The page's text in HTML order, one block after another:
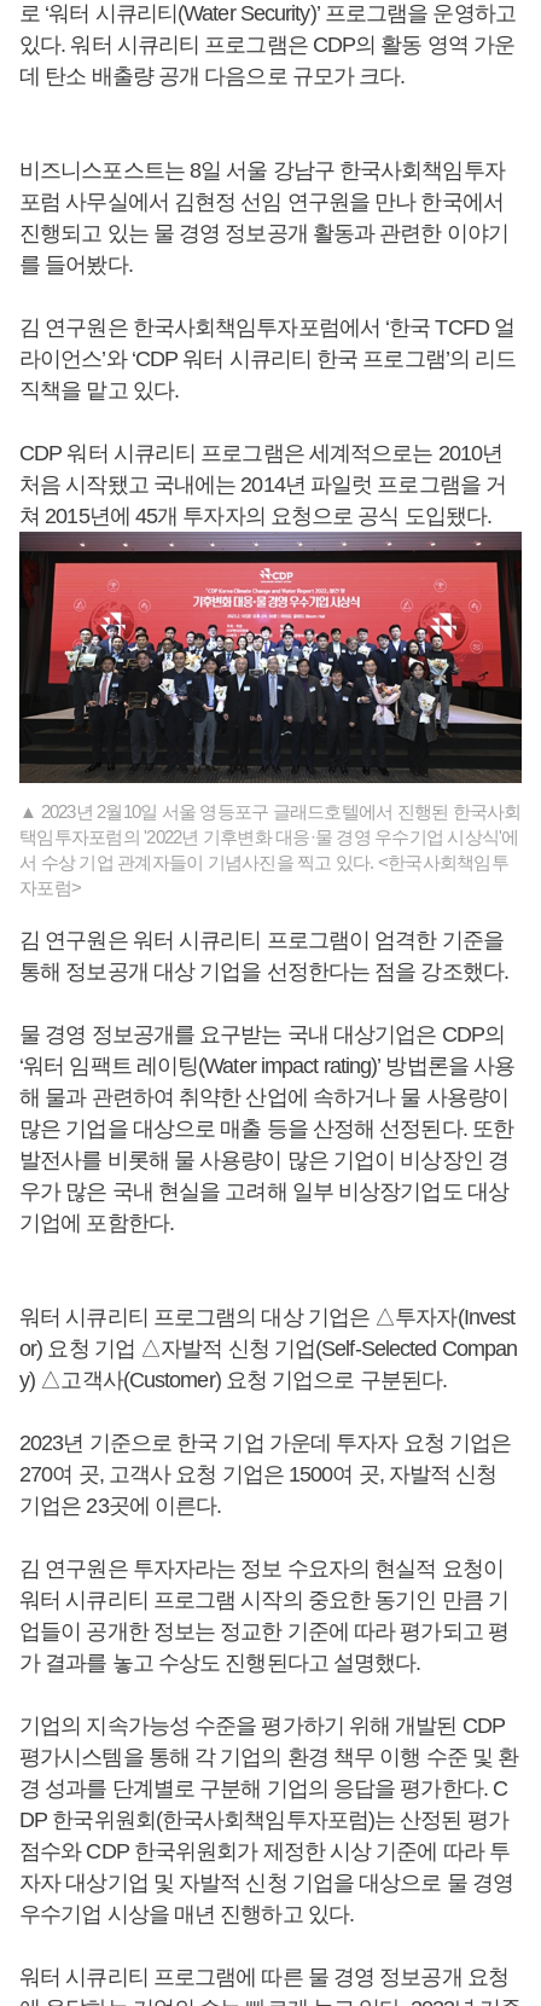
로 ‘워터 시큐리티(Water Security)’ 프로그램을 운영하고
있다. 워터 시큐리티 프로그램은 CDP의 활동 영역 가운
데 탄소 배출량 공개 다음으로 규모가 크다.
비즈니스포스트는 8일 서울 강남구 한국사회책임투자
포럼 사무실에서 김현정 선임 연구원을 만나 한국에서
진행되고 있는 물 경영 정보공개 활동과 관련한 이야기
를 들어봤다.
김 연구원은 한국사회책임투자포럼에서 ‘한국 TCFD 얼
라이언스’와 ‘CDP 워터 시큐리티 한국 프로그램’의 리드
직책을 맡고 있다.
CDP 워터 시큐리티 프로그램은 세계적으로는 2010년
처음 시작됐고 국내에는 2014년 파일럿 프로그램을 거
쳐 2015년에 45개 투자자의 요청으로 공식 도입됐다.
▲ 2023년 2월10일 서울 영등포구 글래드호텔에서 진행된 한국사회
택임투자포럼의 '2022년 기후변화 대응·물 경영 우수기업 시상식'에
서 수상 기업 관계자들이 기념사진을 찍고 있다. <한국사회책임투
자포럼>
김 연구원은 워터 시큐리티 프로그램이 엄격한 기준을
통해 정보공개 대상 기업을 선정한다는 점을 강조했다.
물 경영 정보공개를 요구받는 국내 대상기업은 CDP의
‘워터 임팩트 레이팅(Water impact rating)’ 방법론을 사용
해 물과 관련하여 취약한 산업에 속하거나 물 사용량이
많은 기업을 대상으로 매출 등을 산정해 선정된다. 또한
발전사를 비롯해 물 사용량이 많은 기업이 비상장인 경
우가 많은 국내 현실을 고려해 일부 비상장기업도 대상
기업에 포함한다.
워터 시큐리티 프로그램의 대상 기업은 △투자자(Invest
or) 요청 기업 △자발적 신청 기업(Self-Selected Compan
y) △고객사(Customer) 요청 기업으로 구분된다.
2023년 기준으로 한국 기업 가운데 투자자 요청 기업은
270여 곳, 고객사 요청 기업은 1500여 곳, 자발적 신청
기업은 23곳에 이른다.
김 연구원은 투자자라는 정보 수요자의 현실적 요청이
워터 시큐리티 프로그램 시작의 중요한 동기인 만큼 기
업들이 공개한 정보는 정교한 기준에 따라 평가되고 평
가 결과를 놓고 수상도 진행된다고 설명했다.
기업의 지속가능성 수준을 평가하기 위해 개발된 CDP
평가시스템을 통해 각 기업의 환경 책무 이행 수준 및 환
경 성과를 단계별로 구분해 기업의 응답을 평가한다. C
DP 한국위원회(한국사회책임투자포럼)는 산정된 평가
점수와 CDP 한국위원회가 제정한 시상 기준에 따라 투
자자 대상기업 및 자발적 신청 기업을 대상으로 물 경영
우수기업 시상을 매년 진행하고 있다.
워터 시큐리티 프로그램에 따른 물 경영 정보공개 요청